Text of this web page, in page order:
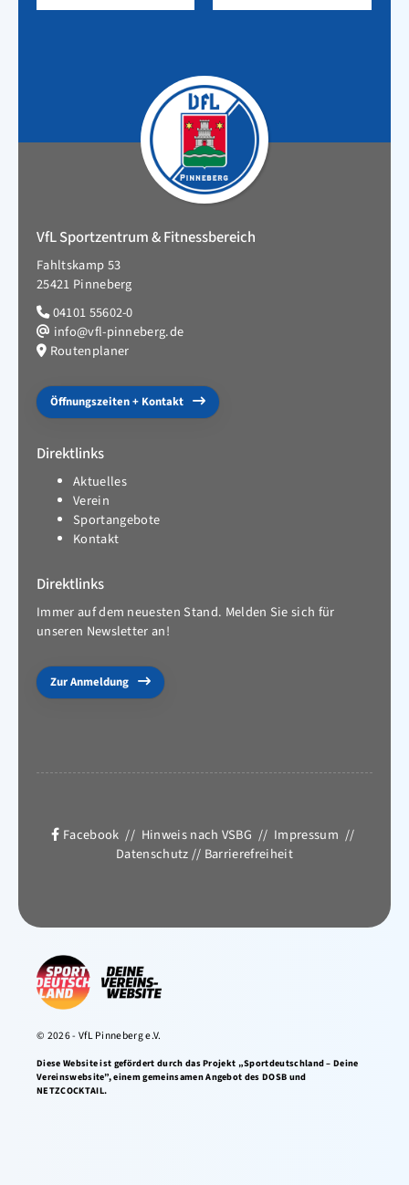
VfL Sportzentrum & Fitnessbereich
Fahltskamp 53
25421 Pinneberg
04101 55602-0
info@vfl-pinneberg.de
Routenplaner
Öffnungszeiten + Kontakt
Direktlinks
Aktuelles
Verein
Sportangebote
Kontakt
Direktlinks
Immer auf dem neuesten Stand. Melden Sie sich für
unseren Newsletter an!
Zur Anmeldung
Facebook // Hinweis nach VSBG // Impressum //
Datenschutz// Barrierefreiheit
© 2026 - VfL Pinneberg e.V.
Diese Website ist gefördert durch das Projekt „Sportdeutschland – Deine
Vereinswebsite”, einem gemeinsamen Angebot des DOSB und
NETZCOCKTAIL.